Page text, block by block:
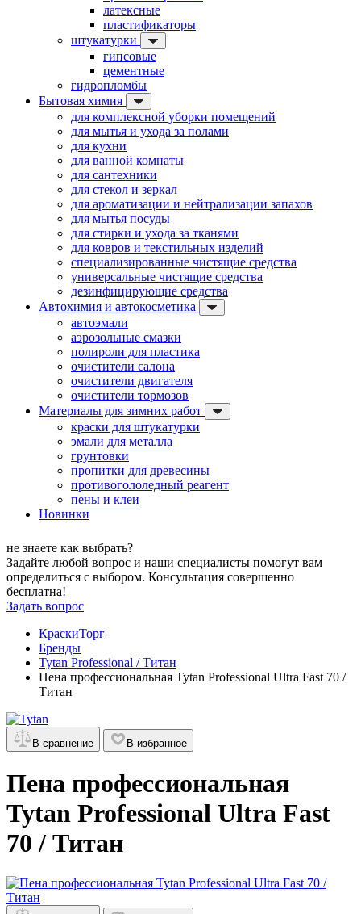
латексные
пластификаторы
штукатурки
гипсовые
цементные
гидропломбы
Бытовая химия
для комплексной уборки помещений
для мытья и ухода за полами
для кухни
для ванной комнаты
для сантехники
для стекол и зеркал
для ароматизации и нейтрализации запахов
для мытья посуды
для стирки и ухода за тканями
для ковров и текстильных изделий
специализированные чистящие средства
универсальные чистящие средства
дезинфицирующие средства
Автохимия и автокосметика
автоэмали
аэрозольные смазки
полироли для пластика
очистители салона
очистители двигателя
очистители тормозов
Материалы для зимних работ
краски для штукатурки
эмали для металла
грунтовки
пропитки для древесины
противогололедный реагент
пены и клеи
Новинки
не знаете как выбрать?
Задайте любой вопрос и наши специалисты помогут вам
определиться с выбором. Консультация совершенно
бесплатна!
Задать вопрос
КраскиТорг
Бренды
Tytan Professional / Титан
Пена профессиональная Tytan Professional Ultra Fast 70 /
Титан
В сравнение В избранное
Пена профессиональная
Tytan Professional Ultra Fast
70 / Титан